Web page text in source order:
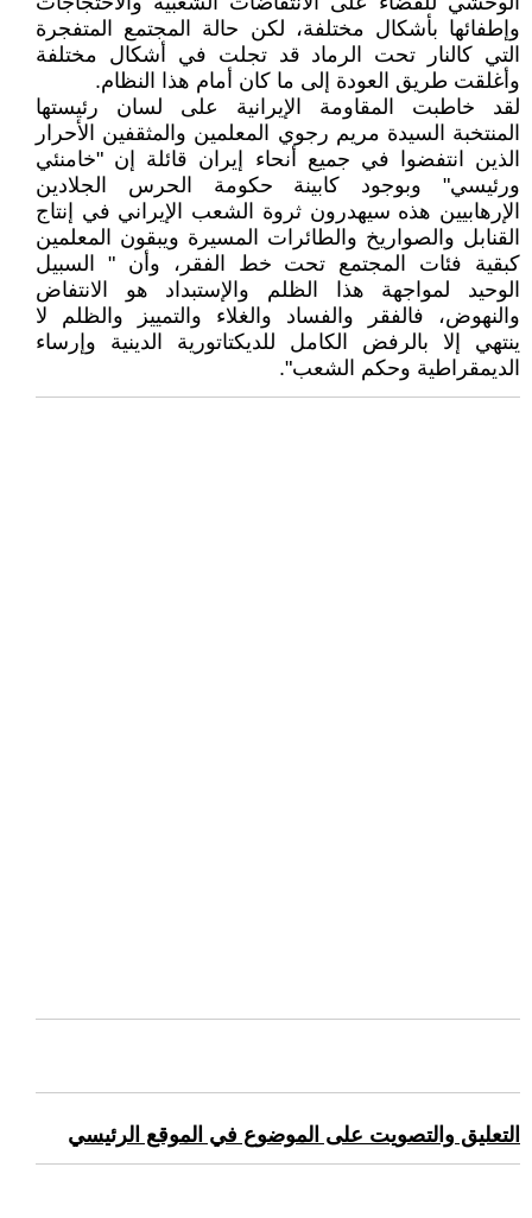
وإطفائها بأشكال مختلفة، لكن حالة المجتمع المتفجرة
التي كالنار تحت الرماد قد تجلت في أشكال مختلفة
وأغلقت طريق العودة إلى ما كان أمام هذا النظام.
لقد خاطبت المقاومة الإيرانية على لسان رئيستها
المنتخبة السيدة مريم رجوي المعلمين والمثقفين الأحرار
الذين انتفضوا في جميع أنحاء إيران قائلة إن "خامنئي
ورئيسي" وبوجود كابينة حكومة الحرس الجلادين
الإرهابيين هذه سيهدرون ثروة الشعب الإيراني في إنتاج
القنابل والصواريخ والطائرات المسيرة ويبقون المعلمين
كبقية فئات المجتمع تحت خط الفقر، وأن " السبيل
الوحيد لمواجهة هذا الظلم والإستبداد هو الانتفاض
والنهوض، فالفقر والفساد والغلاء والتمييز والظلم لا
ينتهي إلا بالرفض الكامل للديكتاتورية الدينية وإرساء
الديمقراطية وحكم الشعب".
التعليق والتصويت على الموضوع في الموقع الرئيسي